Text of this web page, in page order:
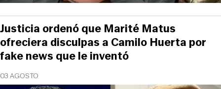
03 AGOSTO
Justicia ordenó que Marité Matus
ofreciera disculpas a Camilo Huerta por
fake news que le inventó